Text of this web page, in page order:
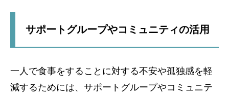
サポートグループやコミュニティの活用
一人で食事をすることに対する不安や孤独感を軽
減するためには、サポートグループやコミュニテ